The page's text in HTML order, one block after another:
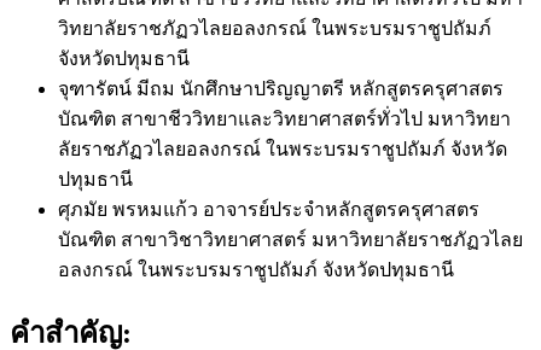
วิทยาลัยราชภัฏวไลยอลงกรณ์ ในพระบรมราชูปถัมภ์
จังหวัดปทุมธานี
จุฑารัตน์ มีถม นักศึกษาปริญญาตรี หลักสูตรครุศาสตร
บัณฑิต สาขาชีววิทยาและวิทยาศาสตร์ทั่วไป มหาวิทยา
ลัยราชภัฏวไลยอลงกรณ์ ในพระบรมราชูปถัมภ์ จังหวัด
ปทุมธานี
ศุภมัย พรหมแก้ว อาจารย์ประจำหลักสูตรครุศาสตร
บัณฑิต สาขาวิชาวิทยาศาสตร์ มหาวิทยาลัยราชภัฏวไลย
อลงกรณ์ ในพระบรมราชูปถัมภ์ จังหวัดปทุมธานี
คำสำคัญ: